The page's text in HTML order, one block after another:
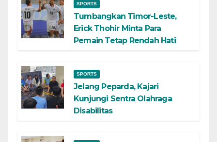
SPORTS
Tumbangkan Timor-Leste,
Erick Thohir Minta Para
Pemain Tetap Rendah Hati
SPORTS
Jelang Peparda, Kajari
Kunjungi Sentra Olahraga
Disabilitas